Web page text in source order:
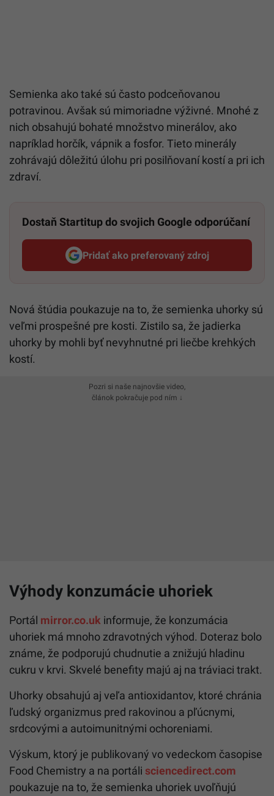
Semienka ako také sú často podceňovanou
potravinou. Avšak sú mimoriadne výživné. Mnohé z
nich obsahujú bohaté množstvo minerálov, ako
napríklad horčík, vápnik a fosfor. Tieto minerály
zohrávajú dôležitú úlohu pri posilňovaní kostí a pri ich
zdraví.
Dostaň Startitup do svojich Google odporúčaní
Pridať ako preferovaný zdroj
Startitup, odkaz sa otvorí v
Nová štúdia poukazuje na to, že semienka uhorky sú
veľmi prospešné pre kosti. Zistilo sa, že jadierka
uhorky by mohli byť nevyhnutné pri liečbe krehkých
kostí.
Pozri si naše najnovšie video,
článok pokračuje pod ním ↓
Výhody konzumácie uhoriek
Portál mirror.co.uk informuje, že konzumácia
uhoriek má mnoho zdravotných výhod. Doteraz bolo
známe, že podporujú chudnutie a znižujú hladinu
cukru v krvi. Skvelé benefity majú aj na tráviaci trakt.
Uhorky obsahujú aj veľa antioxidantov, ktoré chránia
ľudský organizmus pred rakovinou a pľúcnymi,
srdcovými a autoimunitnými ochoreniami.
Výskum, ktorý je publikovaný vo vedeckom časopise
Food Chemistry a na portáli sciencedirect.com
poukazuje na to, že semienka uhoriek uvoľňujú